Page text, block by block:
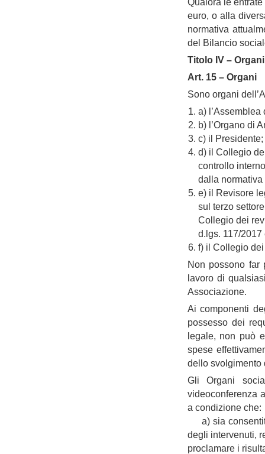
euro, o alla
normativa
del Bilancio
Titolo IV –
Art. 15 – Organi
Sono organi
a) l’Assemblea
b) l’Organo di
c) il Presidente;
d) il Collegio
controllo
dalla normativa
e) il Revisore
sul terzo
Collegio dei
d.lgs. 117/
f) il Collegio
Non possono far
lavoro di
Associazione.
Ai componenti
possesso dei
legale, non può
spese
dello svolgimento
Gli Organi
videoconferenza
a condizione che:
a) sia
degli
proclamare i